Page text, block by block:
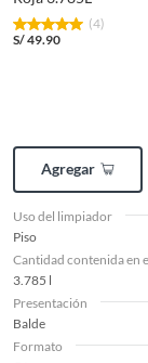
(4)
S/49.90
Agregar
Uso del limpiador
Piso
Cantidad contenida en
3.785 l
Presentación
Balde
Formato